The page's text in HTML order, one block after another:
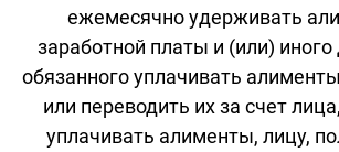
ежемесячно удерживать
заработной платы и (или) иного
обязанного уплачивать
или переводить их за счет
уплачивать алименты, лицу,